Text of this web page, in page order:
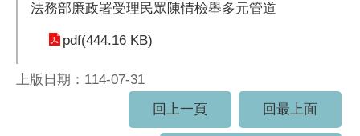
法務部廉政署受理民眾陳情檢舉多元管道
pdf(444.16 KB)
上版日期：114-07-31
回上一頁
回最上面